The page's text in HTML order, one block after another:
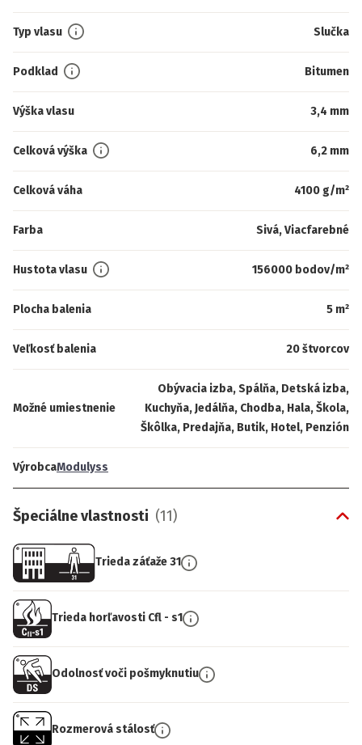
Typ vlasu Slučka
Podklad Bitumen
Výška vlasu 3,4 mm
Celková výška 6,2 mm
Celková váha 4100 g/m²
Farba Sivá, Viacfarebné
Hustota vlasu 156000 bodov/m²
Plocha balenia 5 m²
Veľkosť balenia 20 štvorcov
Možné umiestnenie
Obývacia izba, Spálňa, Detská izba,
Kuchyňa, Jedálňa, Chodba, Hala, Škola,
Škôlka, Predajňa, Butik, Hotel, Penzión
VýrobcaModulyss
Špeciálne vlastnosti (11)
Trieda záťaže 31
Trieda horľavosti Cfl - s1
Odolnosť voči pošmyknutiu
Rozmerová stálosť